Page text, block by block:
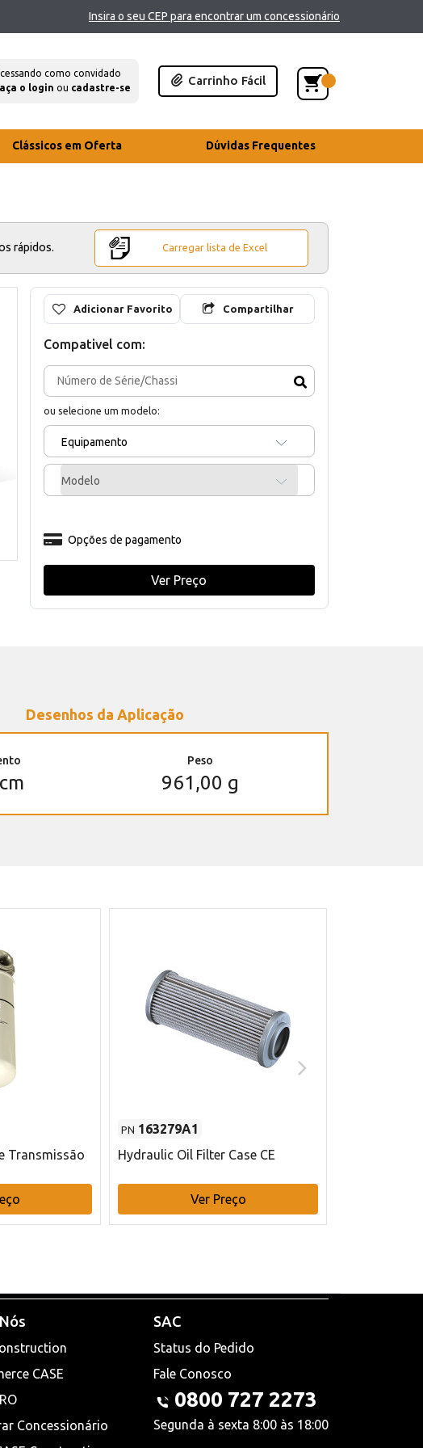
Insira o seu CEP para encontrar um concessionário
como convidado
o login ou cadastre-se
Carrinho Fácil
Clássicos em Oferta Dúvidas Frequentes
rápidos. Carregar lista de Excel
Adicionar Favorito Compartilhar
Compativel com:
ou selecione um modelo:
Equipamento
Modelo
Opções de pagamento
Ver Preço
Desenhos da Aplicação
Peso
961,00 g
Transmissão
PN 163279A1
Hydraulic Oil Filter Case CE
Ver Preço
CASE
Concessionário
SAC
Status do Pedido
Fale Conosco
0800 727 2273
Segunda à sexta 8:00 às 18:00